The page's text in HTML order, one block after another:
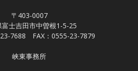
〒403-0007
富士吉田市中曽根1-5-25
7688 FAX：0555-23-7879
峡東事務所